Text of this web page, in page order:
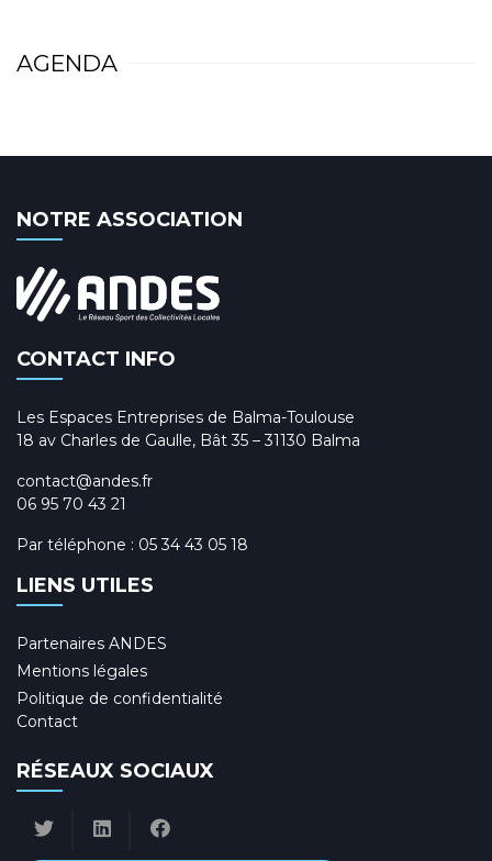
AGENDA
NOTRE ASSOCIATION
CONTACT INFO
Les Espaces Entreprises de Balma-Toulouse
18 av Charles de Gaulle, Bât 35 – 31130 Balma
contact@andes.fr
06 95 70 43 21
Par téléphone : 05 34 43 05 18
LIENS UTILES
Partenaires ANDES
Mentions légales
Politique de confidentialité
Contact
RÉSEAUX SOCIAUX